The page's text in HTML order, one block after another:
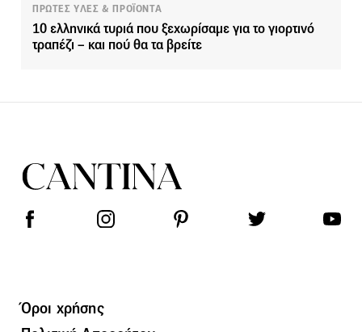
ΠΡΩΤΕΣ ΥΛΕΣ & ΠΡΟΪΟΝΤΑ
10 ελληνικά τυριά που ξεχωρίσαμε για το γιορτινό
τραπέζι – και πού θα τα βρείτε
Όροι χρήσης